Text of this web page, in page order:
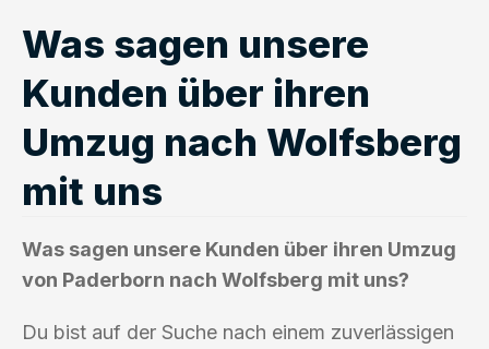
Was sagen unsere
Kunden über ihren
Umzug nach Wolfsberg
mit uns
Was sagen unsere Kunden über ihren Umzug
von Paderborn nach Wolfsberg mit uns?
Du bist auf der Suche nach einem zuverlässigen